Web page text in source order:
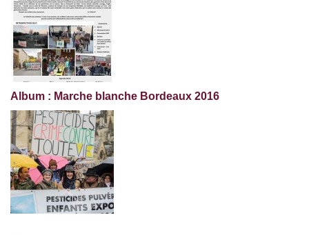
Album : Marche blanche Bordeaux 2016